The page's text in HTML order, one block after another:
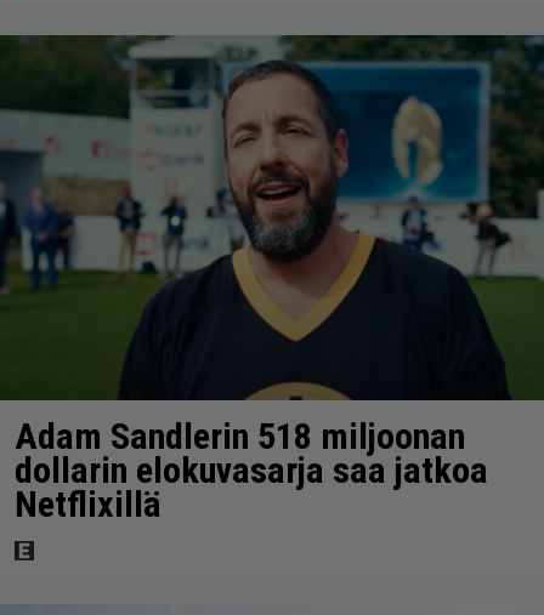
Adam Sandlerin 518 miljoonan
dollarin elokuvasarja saa jatkoa
Netflixillä